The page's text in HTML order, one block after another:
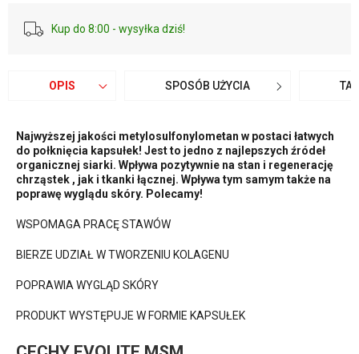
Kup do 8:00 - wysyłka dziś!
OPIS SPOSÓB UŻYCIA
Najwyższej jakości metylosulfonylometan w postaci łatwych
do połknięcia kapsułek! Jest to jedno z najlepszych źródeł
organicznej siarki. Wpływa pozytywnie na stan i regenerację
chrząstek , jak i tkanki łącznej. Wpływa tym samym także na
poprawę wyglądu skóry. Polecamy!
WSPOMAGA PRACĘ STAWÓW
BIERZE UDZIAŁ W TWORZENIU KOLAGENU
POPRAWIA WYGLĄD SKÓRY
PRODUKT WYSTĘPUJE W FORMIE KAPSUŁEK